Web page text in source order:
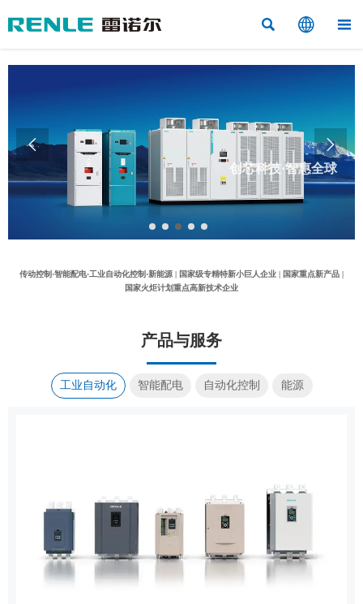
  
创芯科技·智惠全球
科技赋能·工业控制系统解决方案集成商
 
传动控制·智能配电·工业自动化控制·新能源 | 国家级专精特新小巨人企业 | 国家重点新产品 |
国家火炬计划重点高新技术企业
产品与服务
工业自动化 智能配电 自动化控制 能源